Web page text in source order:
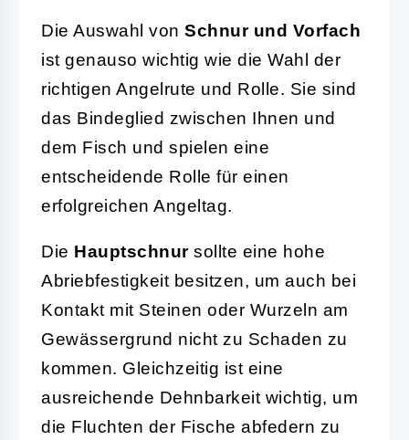
Die Auswahl von Schnur und Vorfach
ist genauso wichtig wie die Wahl der
richtigen Angelrute und Rolle. Sie sind
das Bindeglied zwischen Ihnen und
dem Fisch und spielen eine
entscheidende Rolle für einen
erfolgreichen Angeltag.
Die Hauptschnursollte eine hohe
Abriebfestigkeit besitzen, um auch bei
Kontakt mit Steinen oder Wurzeln am
Gewässergrund nicht zu Schaden zu
kommen. Gleichzeitig ist eine
ausreichende Dehnbarkeit wichtig, um
die Fluchten der Fische abfedern zu